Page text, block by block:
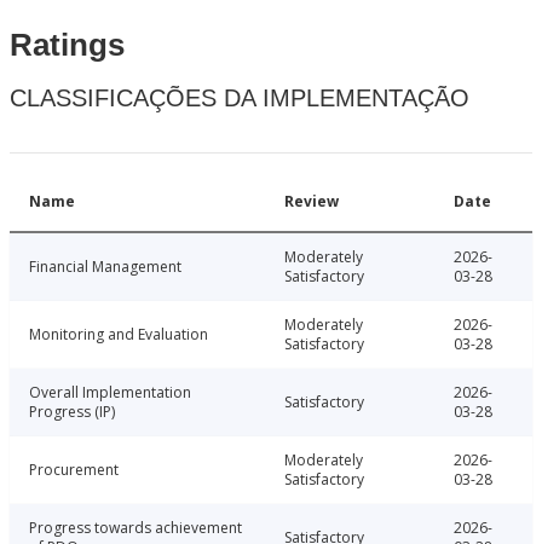
Ratings
CLASSIFICAÇÕES DA IMPLEMENTAÇÃO
Name Review Date
Financial Management
Moderately
Satisfactory
2026-
03-28
Monitoring and Evaluation
Moderately
Satisfactory
2026-
03-28
Overall Implementation
Progress (IP)
Satisfactory
2026-
03-28
Procurement
Moderately
Satisfactory
2026-
03-28
Progress towards achievement
Satisfactory
2026-